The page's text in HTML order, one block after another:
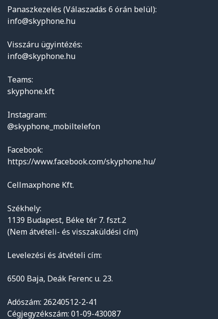
Panaszkezelés (Válaszadás 6 órán belül):
info@skyphone.hu
Visszáru ügyintézés:
info@skyphone.hu
Teams:
skyphone.kft
Instagram:
@skyphone_mobiltelefon
Facebook:
https://www.facebook.com/skyphone.hu/
Cellmaxphone Kft.
Székhely:
1139 Budapest, Béke tér 7. fszt.2
(Nem átvételi- és visszaküldési cím)
Levelezési és átvételi cím:
6500 Baja, Deák Ferenc u. 23.
Adószám: 26240512-2-41
Cégjegyzékszám: 01-09-430087